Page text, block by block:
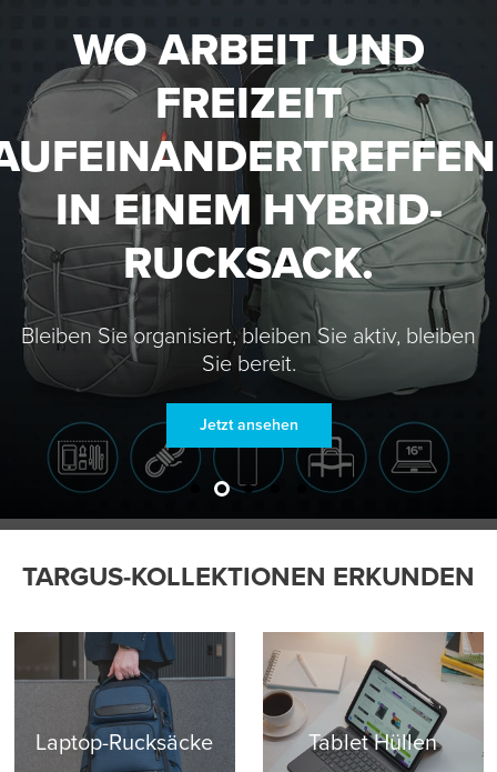
WO ARBEIT UND
FREIZEIT
IN EINEM HYBRID-
RUCKSACK.
Bleiben Sie organisiert, bleiben Sie aktiv, bleiben
Sie bereit.
Jetzt ansehen
TARGUS-KOLLEKTIONEN ERKUNDEN
Laptop-Rucksäcke Tablet Hüllen